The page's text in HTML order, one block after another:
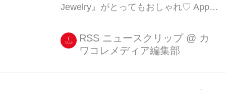
Jewelry』がとってもおしゃれ♡ Apple
チは、最近になって機能もデザインも
だいぶこなれたものになってきました
RSS ニュースクリップ @ カ
ワコレメディア編集部